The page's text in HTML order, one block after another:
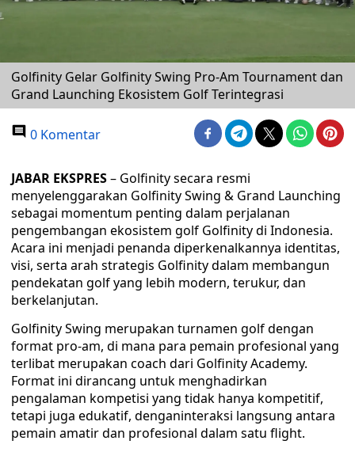
Golfinity Gelar Golfinity Swing Pro-Am Tournament dan
Grand Launching Ekosistem Golf Terintegrasi
0 Komentar
JABAR EKSPRES– Golfinity secara resmi
menyelenggarakan Golfinity Swing & Grand Launching
sebagai momentum penting dalam perjalanan
pengembangan ekosistem golf Golfinity di Indonesia.
Acara ini menjadi penanda diperkenalkannya identitas,
visi, serta arah strategis Golfinity dalam membangun
pendekatan golf yang lebih modern, terukur, dan
berkelanjutan.
Golfinity Swing merupakan turnamen golf dengan
format pro-am, di mana para pemain profesional yang
terlibat merupakan coach dari Golfinity Academy.
Format ini dirancang untuk menghadirkan
pengalaman kompetisi yang tidak hanya kompetitif,
tetapi juga edukatif, denganinteraksi langsung antara
pemain amatir dan profesional dalam satu flight.